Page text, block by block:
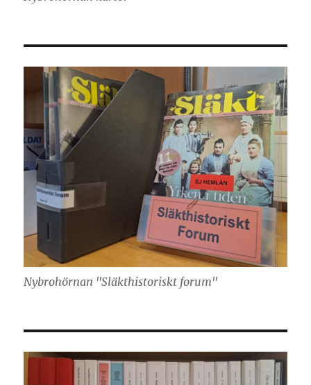
Nybrohörnan "Släkthistoriskt forum"